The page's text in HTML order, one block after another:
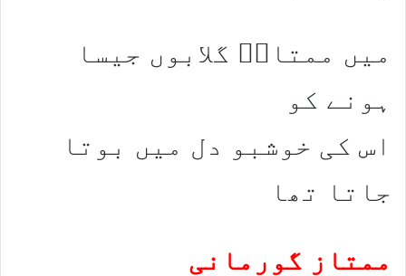
میں ممتازؔ گلابوں جیسا
ہونے کو
اس کی خوشبو دل میں بوتا
جاتا تھا
ممتاز گورمانی